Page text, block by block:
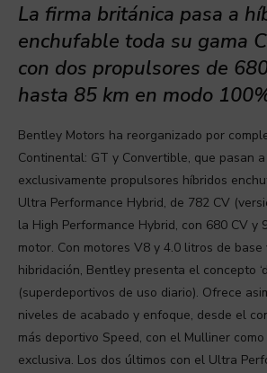
La firma británica pasa a
enchufable toda su gama
con dos propulsores de
hasta 85 km en modo
Bentley Motors ha reorganizado por
Continental: GT y Convertible, que pasan
exclusivamente propulsores híbridos
Ultra Performance Hybrid, de 782 CV
la High Performance Hybrid, con 680 CV y
motor. Con motores V8 y 4.0 litros de
hibridación, Bentley presenta el concepto
(superdeportivos de uso diario). Ofrece
niveles de acabado y enfoque, desde el
más deportivo Speed, con el Mulliner
exclusiva. Los dos últimos con el Ultra